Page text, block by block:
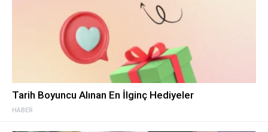
HABER
Tarih Boyuncu Alınan En İlginç Hediyeler